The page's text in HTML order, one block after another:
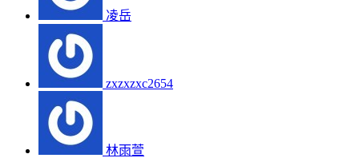
凌岳
zxzxzxc2654
林雨萱